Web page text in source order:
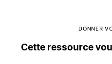
DONNER
Cette ressource